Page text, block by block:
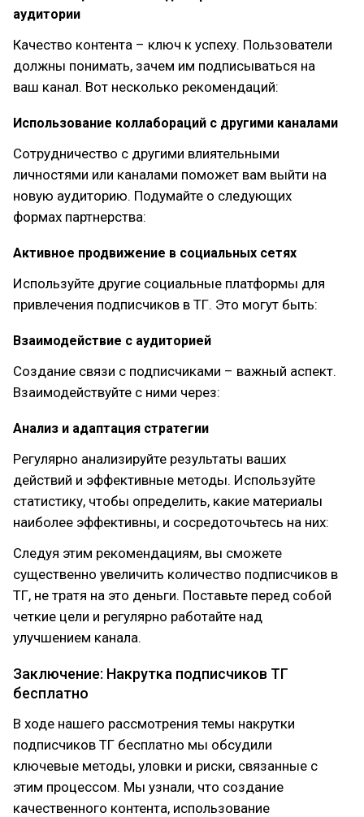
аудитории
Качество контента – ключ к успеху. Пользователи
должны понимать, зачем им подписываться на
ваш канал. Вот несколько рекомендаций:
Использование коллабораций с другими каналами
Сотрудничество с другими влиятельными
личностями или каналами поможет вам выйти на
новую аудиторию. Подумайте о следующих
формах партнерства:
Активное продвижение в социальных сетях
Используйте другие социальные платформы для
привлечения подписчиков в ТГ. Это могут быть:
Взаимодействие с аудиторией
Создание связи с подписчиками – важный аспект.
Взаимодействуйте с ними через:
Анализ и адаптация стратегии
Регулярно анализируйте результаты ваших
действий и эффективные методы. Используйте
статистику, чтобы определить, какие материалы
наиболее эффективны, и сосредоточьтесь на них:
Следуя этим рекомендациям, вы сможете
существенно увеличить количество подписчиков в
ТГ, не тратя на это деньги. Поставьте перед собой
четкие цели и регулярно работайте над
улучшением канала.
Заключение: Накрутка подписчиков ТГ
бесплатно
В ходе нашего рассмотрения темы накрутки
подписчиков ТГ бесплатно мы обсудили
ключевые методы, уловки и риски, связанные с
этим процессом. Мы узнали, что создание
качественного контента, использование